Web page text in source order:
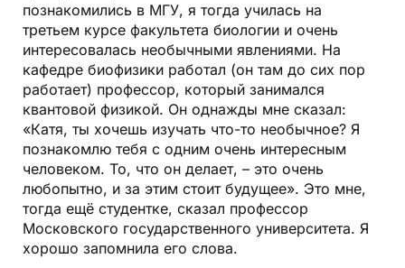
познакомились в МГУ, я тогда училась на
третьем курсе факультета биологии и очень
интересовалась необычными явлениями. На
кафедре биофизики работал (он там до сих пор
работает) профессор, который занимался
квантовой физикой. Он однажды мне сказал:
«Катя, ты хочешь изучать что-то необычное? Я
познакомлю тебя с одним очень интересным
человеком. То, что он делает, – это очень
любопытно, и за этим стоит будущее». Это мне,
тогда ещё студентке, сказал профессор
Московского государственного университета. Я
хорошо запомнила его слова.